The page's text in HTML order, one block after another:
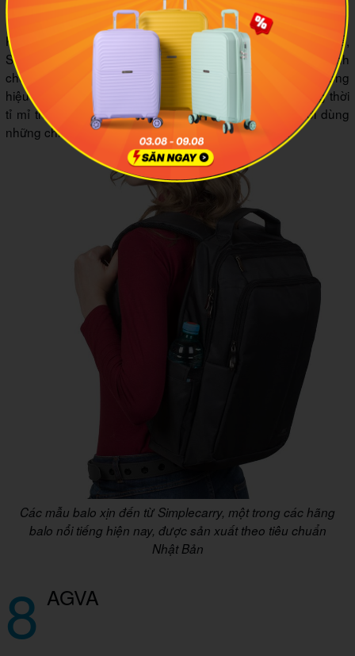
dựa trên cảm hứng từ phong cách Hàn Quốc và Mỹ.
Không tập trung vào một phân khúc khách hàng cụ thể,
Simplecarry đã cho ra mắt hàng loạt những BST balo xịn dành
cho cả nam và nữ với phối màu hiện đại, trẻ trung. Thương
hiệu cũng sử dụng hoàn toàn chất liệu vải cao cấp, đồng thời
tỉ mỉ trong từng đường kim mũi chỉ, trao đến tay người dùng
những chiếc balo xịn, bền bỉ theo thời gian sử dụng.
Các mẫu balo xịn đến từ Simplecarry, một trong các hãng
balo nổi tiếng hiện nay, được sản xuất theo tiêu chuẩn
Nhật Bản
8 AGVA